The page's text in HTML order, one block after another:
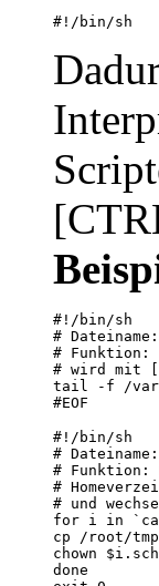
#!/bin/sh
#!/bin/sh
#
# Funktion:
# wird mit
tail -f /var/
#!/bin/sh
#
#
#
# und
for i in
cp /root/
chown
done